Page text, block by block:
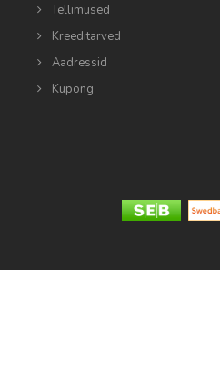
Tellimused
Kreeditarved
Aadressid
Kupong